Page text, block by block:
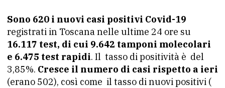
Sono 620 i nuovi casi positivi Covid-19
registrati in Toscana nelle ultime 24 ore su
16.117 test, di cui 9.642 tamponi molecolari
e 6.475 test rapidi. Il tasso di positività è del
3,85%. Cresce il numero di casi rispetto a ieri
(erano 502), così come il tasso di nuovi positivi (